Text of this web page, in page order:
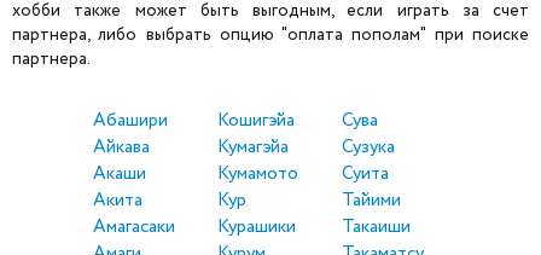
хобби также может быть выгодным, если играть за счет
партнера, либо выбрать опцию "оплата пополам" при поиске
партнера.
Абашири
Айкава
Акаши
Акита
Амагасаки
Кошигэйа
Кумагэйа
Кумамото
Кур
Курашики
Сува
Сузука
Суита
Тайими
Такаиши